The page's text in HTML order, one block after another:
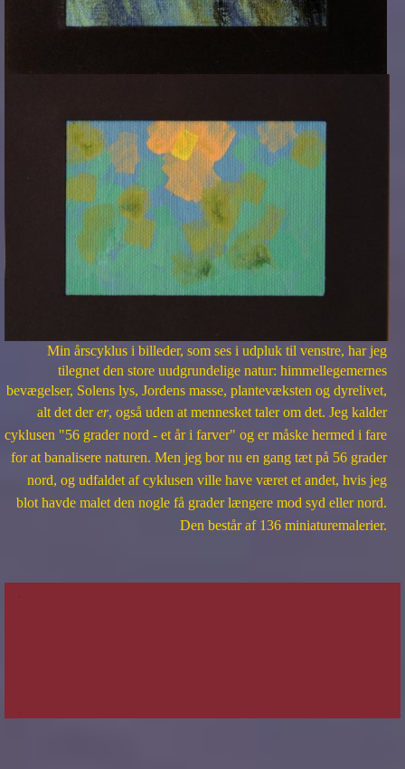
Min årscyklus i billeder, som ses i udpluk til venstre, har jeg
tilegnet den store uudgrundelige natur: himmellegemernes
bevægelser, Solens lys, Jordens masse, plantevæksten og dyrelivet,
alt det derer, også uden at mennesket taler om det. Jeg kalder
cyklusen "56 grader nord - et år i farver" og er måske hermed i fare
for at banalisere naturen. Men jeg bor nu en gang tæt på 56 grader
nord, og udfaldet af cyklusen ville have været et andet, hvis jeg
blot havde malet den nogle få grader længere mod syd eller nord.
Den består af 136 miniaturemalerier.